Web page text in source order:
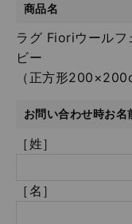
商品名
ラグ Fioriウール
ビー
（正方形
お問い合わせ時お名
［姓］
［名］